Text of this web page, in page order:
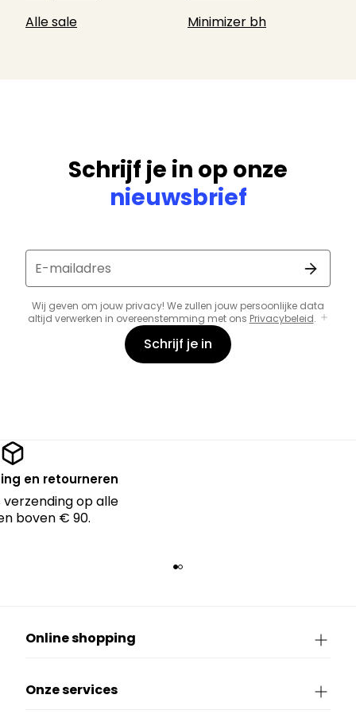
Alle sale
Minimizer bh
Schrijf je in op onze
nieuwsbrief
E-mailadres
Wij geven om jouw privacy! We zullen jouw persoonlijke data
altijd verwerken in overeenstemming met ons Privacybeleid.
Schrijf je in
en retourneren
op alle
boven € 90.
Online shopping
Onze services